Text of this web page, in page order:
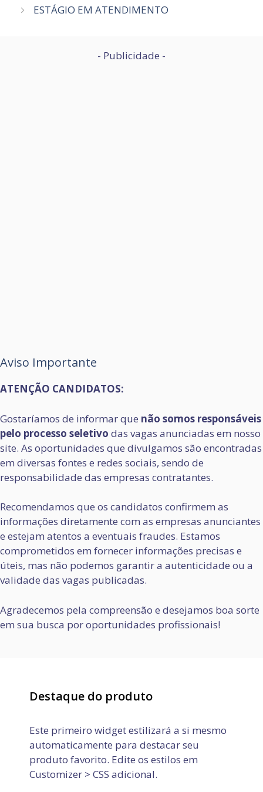
ESTÁGIO EM ATENDIMENTO
- Publicidade -
Aviso Importante
ATENÇÃO CANDIDATOS:
Gostaríamos de informar que não somos responsáveis
pelo processo seletivo das vagas anunciadas em nosso
site. As oportunidades que divulgamos são encontradas
em diversas fontes e redes sociais, sendo de
responsabilidade das empresas contratantes.
Recomendamos que os candidatos confirmem as
informações diretamente com as empresas anunciantes
e estejam atentos a eventuais fraudes. Estamos
comprometidos em fornecer informações precisas e
úteis, mas não podemos garantir a autenticidade ou a
validade das vagas publicadas.
Agradecemos pela compreensão e desejamos boa sorte
em sua busca por oportunidades profissionais!
Destaque do produto
Este primeiro widget estilizará a si mesmo
automaticamente para destacar seu
produto favorito. Edite os estilos em
Customizer > CSS adicional.